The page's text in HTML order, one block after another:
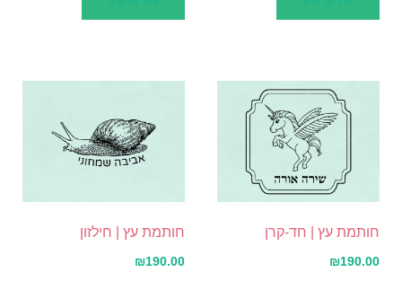
חותמת עץ | חד-קרן
₪190.00
חותמת עץ | חילזון
₪190.00